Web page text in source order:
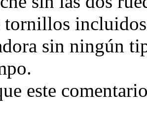
tornillos
sin ningún
este